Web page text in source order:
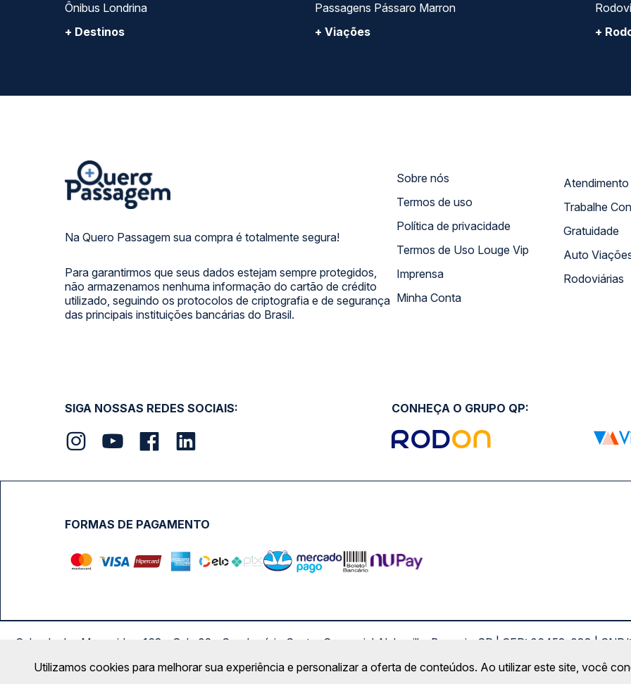
Ônibus Londrina
+ Destinos
Passagens Pássaro Marron
+ Viações
+
Na Quero Passagem sua compra é totalmente segura!
Para garantirmos que seus dados estejam sempre protegidos,
não armazenamos nenhuma informação do cartão de crédito
utilizado, seguindo os protocolos de criptografia e de segurança
das principais instituições bancárias do Brasil.
Sobre nós
Termos de uso
Política de privacidade
Termos de Uso Louge Vip
Imprensa
Minha Conta
Trabalhe
Gratuidade
Auto
Rodoviárias
SIGA NOSSAS REDES SOCIAIS: CONHEÇA O GRUPO QP:
FORMAS DE PAGAMENTO
Calçada das Margaridas, 163 - Sala 02 - Condomínio Centro Comercial Alphaville, Barueri - SP | CEP: 06453-038 |
Copyright 2026 © QueroPassagem.com.br
Utilizamos cookies para melhorar sua experiência e personalizar a oferta de conteúdos. Ao utilizar este site, você